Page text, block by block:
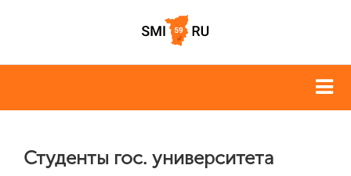
Студенты гос. университета